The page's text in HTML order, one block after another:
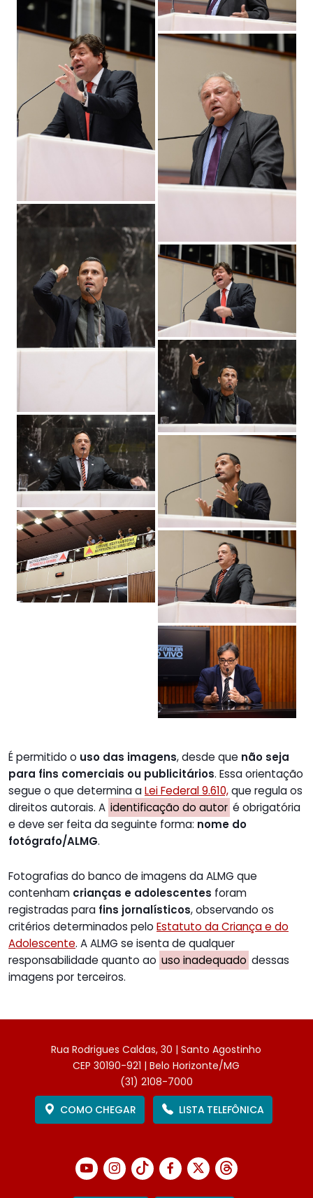
É permitido o uso das imagens, desde que não seja
para fins comerciais ou publicitários. Essa orientação
segue o que determina aLei Federal 9.610,que regula os
direitos autorais. A identificação do autor é obrigatória
e deve ser feita da seguinte forma: nome do
fotógrafo/ALMG.
Fotografias do banco de imagens da ALMG que
contenham crianças e adolescentes foram
registradas para fins jornalísticos, observando os
critérios determinados pelo Estatuto da Criança e do
Adolescente. A ALMG se isenta de qualquer
responsabilidade quanto ao uso inadequado dessas
imagens por terceiros.
Rua Rodrigues Caldas, 30 | Santo Agostinho
CEP 30190-921 | Belo Horizonte/MG
(31) 2108-7000
COMO CHEGAR
LISTA TELEFÔNICA